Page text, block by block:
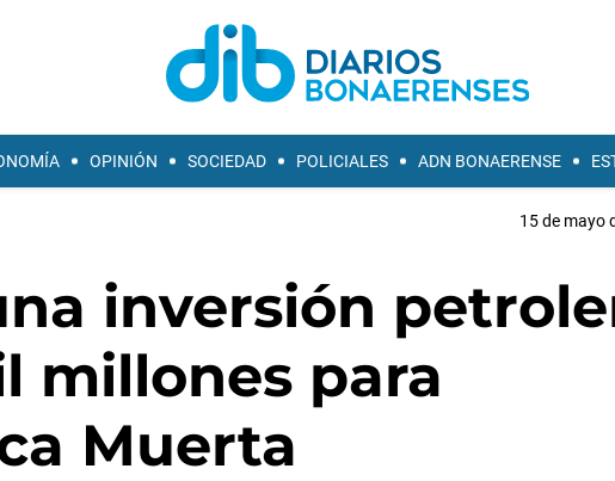
OPINIÓN SOCIEDAD POLICIALES ADN BONAERENSE
15 de mayo
inversión
millones para
Muerta